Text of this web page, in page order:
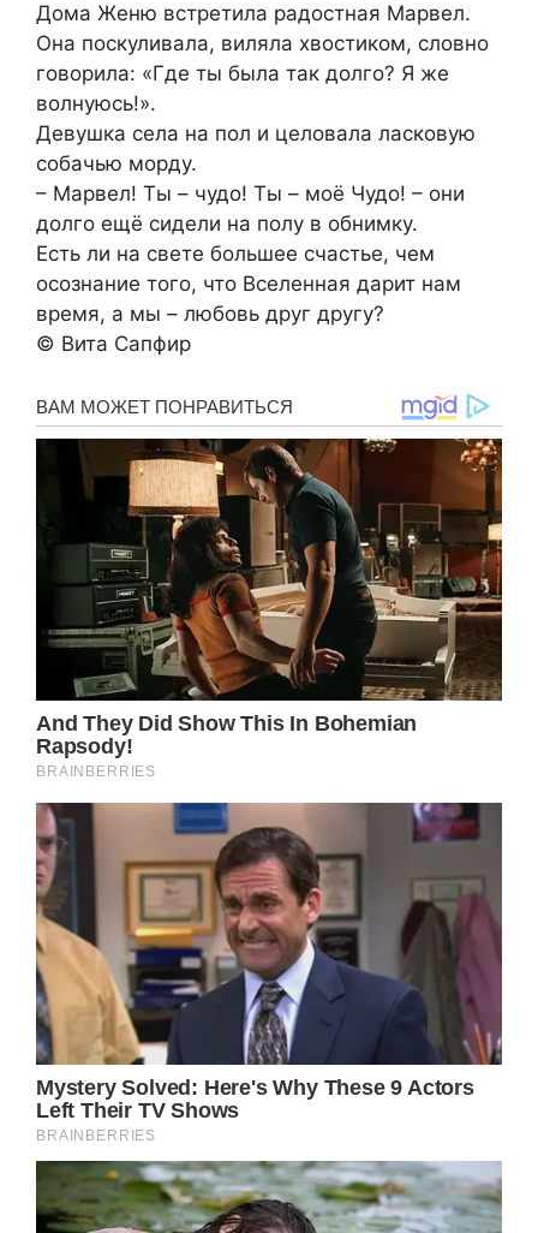
Дома Женю встретила радостная Марвел.
Она поскуливала, виляла хвостиком, словно
говорила: «Где ты была так долго? Я же
волнуюсь!».
Девушка села на пол и целовала ласковую
собачью морду.
– Марвел! Ты – чудо! Ты – моё Чудо! – они
долго ещё сидели на полу в обнимку.
Есть ли на свете большее счастье, чем
осознание того, что Вселенная дарит нам
время, а мы – любовь друг другу?
©️ Вита Сапфир